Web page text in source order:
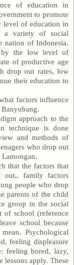
of education in
to promote
level of education in
a variety of social
nation of Indonesia.
by the low level of
of productive age
drop out rates, low
their education to
factors influence
approach to the
technique is done
and methods of
who drop out
that the factors that
out,. family factors
people who drop
parents of the child
group in the social
of school (reference
school because
Psychological
feeling displeasure
feeling bored, lazy,
lessons apply. These